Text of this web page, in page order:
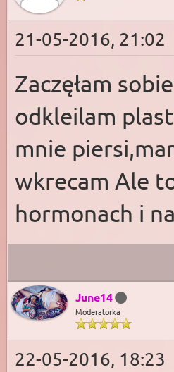
21-05-2016, 21:02
Zaczęłam
odkleilam
mnie
wkrecam Ale
hormonach i
June14
Moderatorka
22-05-2016, 18:23